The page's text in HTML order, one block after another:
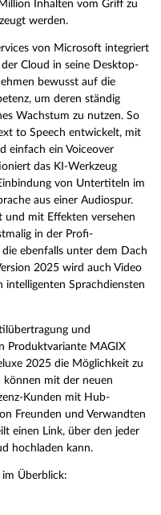
Inhalten vom Griff zu
werden.
von Microsoft integriert
Cloud in seine Desktop-
bewusst auf die
um deren ständig
Wachstum zu nutzen. So
to Speech entwickelt, mit
einfach ein Voiceover
das KI-Werkzeug
von Untertiteln im
aus einer Audiospur.
mit Effekten versehen
in der Profi-
ebenfalls unter dem Dach
2025 wird auch Video
intelligenten Sprachdiensten
und
Produktvariante MAGIX
2025 die Möglichkeit zu
mit der neuen
Kunden mit Hub-
Freunden und Verwandten
einen Link, über den jeder
hochladen kann.
Überblick: